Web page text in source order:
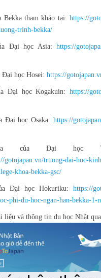
Bekka tham khảo tại:https://
trinh-bekka/
Đại học Asia:https://
Đại học Hosei: https://
Đại học Kogakuin:https://
Đại học Osaka:https://
của Đại học
gotojapan.vn/truong-dai-hoc-
khoa-bekka-gsc/
Đại học Hokuriku:https://
phi-du-hoc-ngan-han-bekka-1-
liệu và thông tin du học Nhật